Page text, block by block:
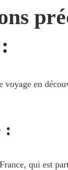
en
:
qui est